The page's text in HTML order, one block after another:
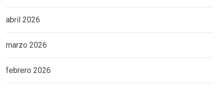
abril 2026
marzo 2026
febrero 2026